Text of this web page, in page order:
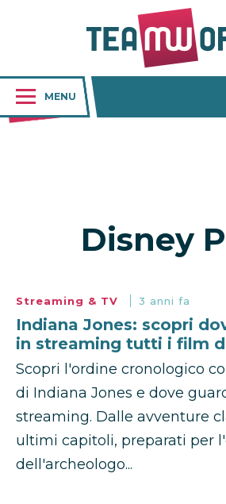
MENU
Disney
Streaming & TV 3 anni fa
Indiana Jones: scopri
in streaming tutti i film
Scopri l'ordine cronologico
di Indiana Jones e dove
streaming. Dalle avventure
ultimi capitoli, preparati per
dell'archeologo...